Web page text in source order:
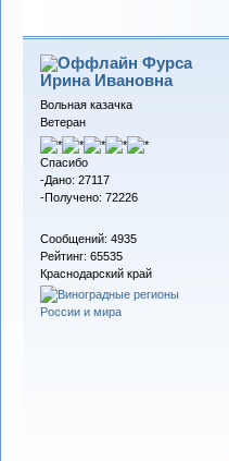
Фурса
Ирина Ивановна
Вольная казачка
Ветеран
Спасибо
-Дано: 27117
-Получено: 72226
Сообщений: 4935
Рейтинг: 65535
Краснодарский край